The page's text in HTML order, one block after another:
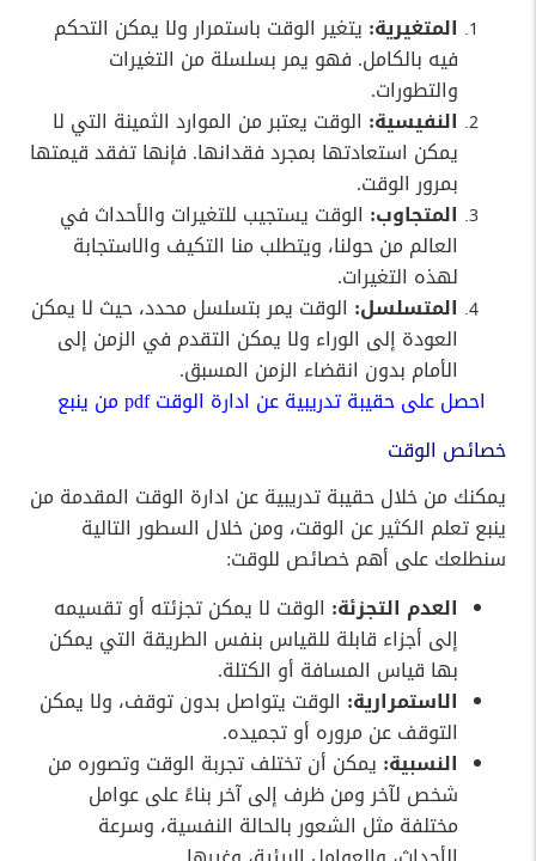
المتغيرية: يتغير الوقت باستمرار ولا يمكن التحكم
فيه بالكامل. فهو يمر بسلسلة من التغيرات
والتطورات.
النفيسية: الوقت يعتبر من الموارد الثمينة التي لا
يمكن استعادتها بمجرد فقدانها. فإنها تفقد قيمتها
بمرور الوقت.
المتجاوب: الوقت يستجيب للتغيرات والأحداث في
العالم من حولنا، ويتطلب منا التكيف والاستجابة
لهذه التغيرات.
المتسلسل: الوقت يمر بتسلسل محدد، حيث لا يمكن
العودة إلى الوراء ولا يمكن التقدم في الزمن إلى
الأمام بدون انقضاء الزمن المسبق.
احصل على حقيبة تدريبية عن ادارة الوقت pdf من ينبع
خصائص الوقت
يمكنك من خلال حقيبة تدريبية عن ادارة الوقت المقدمة من
ينبع تعلم الكثير عن الوقت، ومن خلال السطور التالية
سنطلعك على أهم خصائص للوقت:
العدم التجزئة: الوقت لا يمكن تجزئته أو تقسيمه
إلى أجزاء قابلة للقياس بنفس الطريقة التي يمكن
بها قياس المسافة أو الكتلة.
الاستمرارية: الوقت يتواصل بدون توقف، ولا يمكن
التوقف عن مروره أو تجميده.
النسبية: يمكن أن تختلف تجربة الوقت وتصوره من
شخص لآخر ومن ظرف إلى آخر بناءً على عوامل
مختلفة مثل الشعور بالحالة النفسية، وسرعة